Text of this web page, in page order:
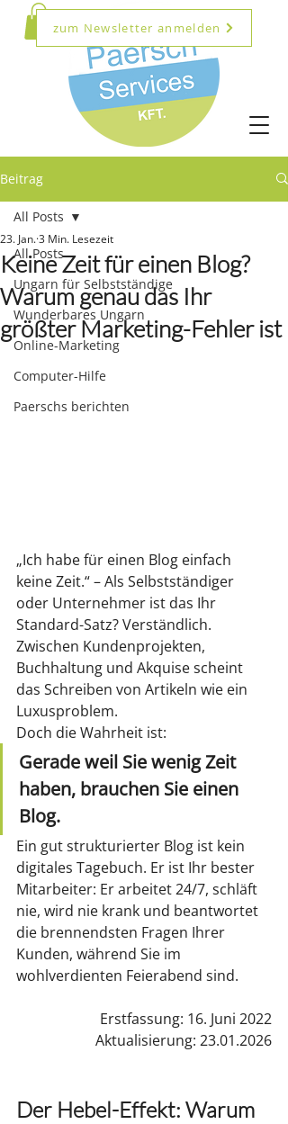
zum Newsletter anmelden
Beitrag
All Posts
Ungarn für Selbstständige
Wunderbares Ungarn
Online-Marketing
Computer-Hilfe
Paerschs berichten
All Posts
Keine Zeit für einen Blog?
Warum genau das Ihr
größter Marketing-Fehler ist
23. Jan.3 Min. Lesezeit
„Ich habe für einen Blog einfach
keine Zeit.“ – Als Selbstständiger
oder Unternehmer ist das Ihr
Standard-Satz? Verständlich.
Zwischen Kundenprojekten,
Buchhaltung und Akquise scheint
das Schreiben von Artikeln wie ein
Luxusproblem.
Doch die Wahrheit ist:
Gerade weil Sie wenig Zeit
haben, brauchen Sie einen
Blog.
Ein gut strukturierter Blog ist kein
digitales Tagebuch. Er ist Ihr bester
Mitarbeiter: Er arbeitet 24/7, schläft
nie, wird nie krank und beantwortet
die brennendsten Fragen Ihrer
Kunden, während Sie im
wohlverdienten Feierabend sind.
Erstfassung: 16. Juni 2022
Aktualisierung: 23.01.2026
Der Hebel-Effekt: Warum